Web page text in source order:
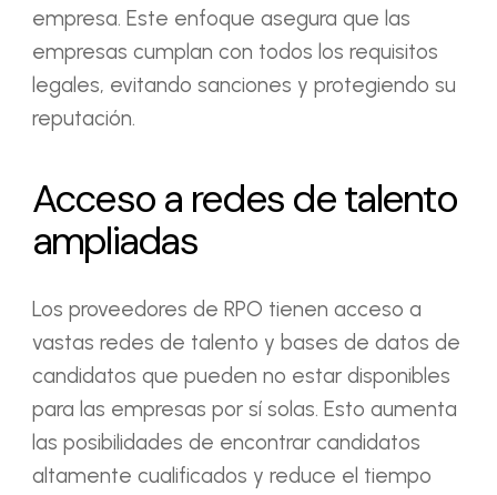
empresa. Este enfoque asegura que las
empresas cumplan con todos los requisitos
legales, evitando sanciones y protegiendo su
reputación.
Acceso a redes de talento
ampliadas
Los proveedores de RPO tienen acceso a
vastas redes de talento y bases de datos de
candidatos que pueden no estar disponibles
para las empresas por sí solas. Esto aumenta
las posibilidades de encontrar candidatos
altamente cualificados y reduce el tiempo